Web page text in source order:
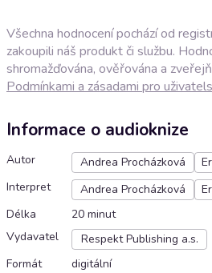
Všechna hodnocení pochází od
zakoupili náš produkt či službu.
shromažďována, ověřována a
Podmínkami a zásadami pro
Informace o audioknize
Autor Andrea Procházková
Interpret
Andrea Procházková
Délka
20 minut
Vydavatel
Respekt Publishing a.s.
Formát
digitální